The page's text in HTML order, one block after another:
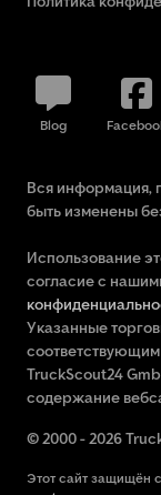
Blog
Вся информация,
быть изменены
Использование
согласие с
Указанные
TruckScout24
содержание
© 2000 - 2026
Этот сайт защищён